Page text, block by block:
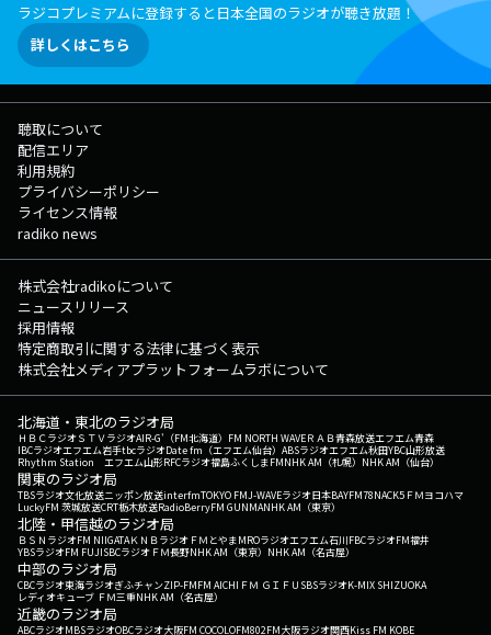
ラジコプレミアムに登録すると日本全国のラジオが聴き放題！
詳しくはこちら
聴取について
配信エリア
利用規約
プライバシーポリシー
ライセンス情報
radiko news
株式会社radikoについて
ニュースリリース
採用情報
特定商取引に関する法律に基づく表示
株式会社メディアプラットフォームラボについて
北海道・東北のラジオ局
ＨＢＣラジオＳＴＶラジオAIR-G'（FM北海道） FM NORTH WAVEＲＡＢ青森放送エフエム青森
IBCラジオエフエム岩手tbcラジオDate fm（エフエム仙台） ABSラジオエフエム秋田YBC山形放送
Rhythm Station エフエム山形RFCラジオ福島ふくしまFMNHK AM（札幌） NHK AM（仙台）
関東のラジオ局
TBSラジオ文化放送ニッポン放送interfmTOKYO FMJ-WAVEラジオ日本BAYFM78NACK5 ＦＭヨコハマ
LuckyFM 茨城放送CRT栃木放送RadioBerryFM GUNMANHK AM（東京）
北陸・甲信越のラジオ局
ＢＳＮラジオFM NIIGATAＫＮＢラジオ ＦＭとやまMROラジオエフエム石川FBCラジオFM福井
YBSラジオFM FUJISBCラジオ ＦＭ長野NHK AM（東京） NHK AM（名古屋）
中部のラジオ局
CBCラジオ東海ラジオぎふチャンZIP-FMFM AICHI ＦＭ ＧＩＦＵ SBSラジオK-MIX SHIZUOKA
レディオキューブ ＦＭ三重NHK AM（名古屋）
近畿のラジオ局
ABCラジオMBSラジオOBCラジオ大阪FM COCOLOFM802FM大阪ラジオ関西Kiss FM KOBE